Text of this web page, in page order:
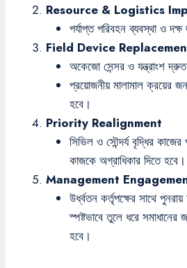
Resource & Logistics
পর্যাপ্ত পরিবহন ব্যবস্থা ও
Field Device
অকেজো সেন্সর ও যন্ত্রাংশ
প্রয়োজনীয় মালামাল ক্রয়ের
হবে।
Priority Realignment
সিভিল ও সৌন্দর্য বৃদ্ধির
কাজকে অগ্রাধিকার দিতে হবে।
Management
উর্ধ্বতন কর্তৃপক্ষের সাথে
স্পষ্টভাবে তুলে ধরে
হবে।